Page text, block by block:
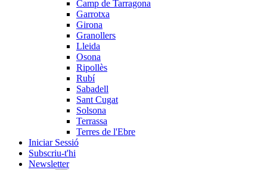
Camp de Tarragona
Garrotxa
Girona
Granollers
Lleida
Osona
Ripollès
Rubí
Sabadell
Sant Cugat
Solsona
Terrassa
Terres de l'Ebre
Iniciar Sessió
Subscriu-t'hi
Newsletter